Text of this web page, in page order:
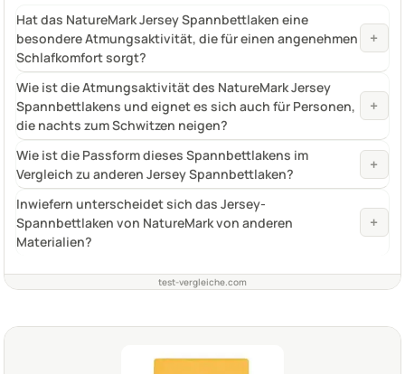
Hat das NatureMark Jersey Spannbettlaken eine
besondere Atmungsaktivität, die für einen angenehmen
Schlafkomfort sorgt?
+
Wie ist die Atmungsaktivität des NatureMark Jersey
Spannbettlakens und eignet es sich auch für Personen,
die nachts zum Schwitzen neigen?
+
Wie ist die Passform dieses Spannbettlakens im
Vergleich zu anderen Jersey Spannbettlaken?
+
Inwiefern unterscheidet sich das Jersey-
Spannbettlaken von NatureMark von anderen
Materialien?
+
test-vergleiche.com